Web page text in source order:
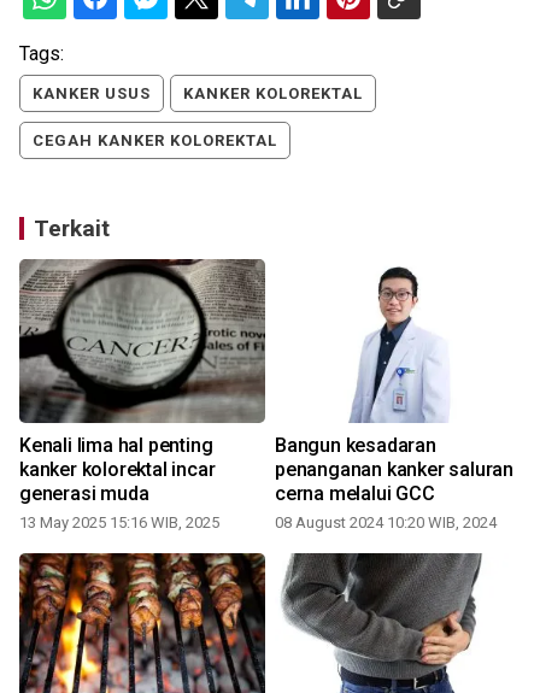
Tags:
KANKER USUS KANKER KOLOREKTAL
CEGAH KANKER KOLOREKTAL
Terkait
Kenali lima hal penting
kanker kolorektal incar
generasi muda
13 May 2025 15:16 WIB, 2025
Bangun kesadaran
penanganan kanker saluran
cerna melalui GCC
08 August 2024 10:20 WIB, 2024